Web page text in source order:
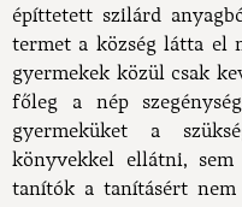
építtetett szilárd
termet a község látta el
gyermekek közül csak
főleg a nép
gyermeküket a
könyvekkel ellátni,
tanítók a tanításért